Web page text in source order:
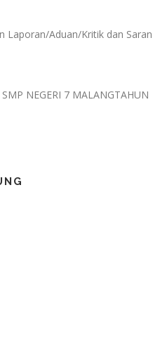
Laporan/Aduan/Kritik dan Saran
NEGERI 7 MALANGTAHUN